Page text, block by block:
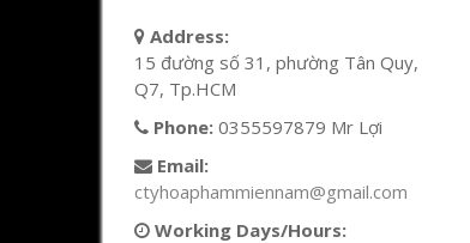
Address:
15 đường số 31, phường Tân Quy,
Q7, Tp.HCM
Phone: 0355597879 Mr Lợi
Email:
ctyhoaphammiennam@gmail.com
Working Days/Hours: